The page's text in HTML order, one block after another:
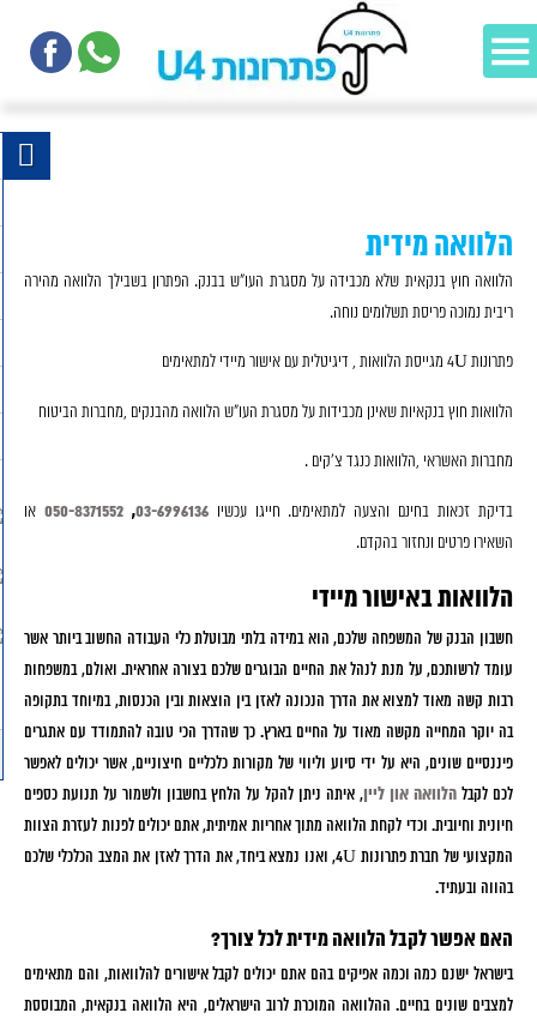
הלוואה מידית
הלוואה חוץ בנקאית שלא מכבידה על מסגרת העו"ש בבנק. הפתרון בשבילך הלוואה מהירה
ריבית נמוכה פריסת תשלומים נוחה.
פתרונות 4U מגייסת הלוואות , דיגיטלית עם אישור מיידי למתאימים
הלוואות חוץ בנקאיות שאינן מכבידות על מסגרת העו"ש הלוואה מהבנקים ,מחברות הביטוח
מחברות האשראי ,הלוואות כנגד צ'קים .
בדיקת זכאות בחינם והצעה למתאימים. חייגו עכשיו03-6996136
,
050-8371552 או
השאירו פרטים ונחזור בהקדם.
הלוואות באישור מיידי
חשבון הבנק של המשפחה שלכם, הוא במידה בלתי מבוטלת כלי העבודה החשוב ביותר אשר
עומד לרשותכם, על מנת לנהל את החיים הבוגרים שלכם בצורה אחראית. ואולם, במשפחות
רבות קשה מאוד למצוא את הדרך הנכונה לאזן בין הוצאות ובין הכנסות, במיוחד בתקופה
בה יוקר המחייה מקשה מאוד על החיים בארץ. כך שהדרך הכי טובה להתמודד עם אתגרים
פיננסיים שונים, היא על ידי סיוע וליווי של מקורות כלכליים חיצוניים, אשר יכולים לאפשר
לכם לקבל הלוואה און ליין, איתה ניתן להקל על הלחץ בחשבון ולשמור על תנועת כספים
חיונית וחיובית. וכדי לקחת הלוואה מתוך אחריות אמיתית, אתם יכולים לפנות לעזרת הצוות
המקצועי של חברת פתרונות 4U, ואנו נמצא ביחד, את הדרך לאזן את המצב הכלכלי שלכם
בהווה ובעתיד.
האם אפשר לקבל הלוואה מידית לכל צורך?
בישראל ישנם כמה וכמה אפיקים בהם אתם יכולים לקבל אישורים להלוואות, והם מתאימים
למצבים שונים בחיים. ההלוואה המוכרת לרוב הישראלים, היא הלוואה בנקאית, המבוססת